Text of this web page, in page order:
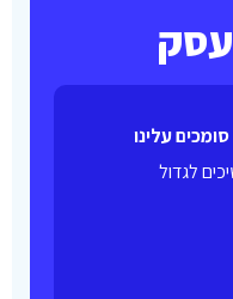
עלינו
לגדול